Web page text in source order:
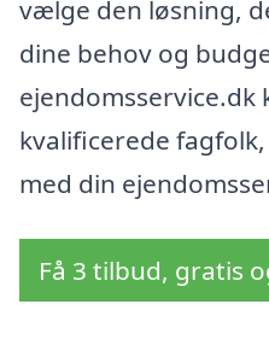
vælge den løsning,
dine behov og
ejendomsservice.dk
kvalificerede
med din
Få 3 tilbud, gratis